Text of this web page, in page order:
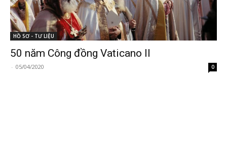
HỒ SƠ - TƯ LIỆU
50 năm Công đồng Vaticano II
- 05/04/2020 0